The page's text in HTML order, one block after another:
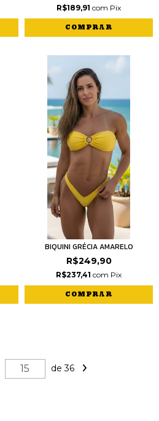
R$189,91 com Pix
COMPRAR
BIQUINI GRÉCIA AMARELO
R$249,90
R$237,41 com Pix
COMPRAR
de 36